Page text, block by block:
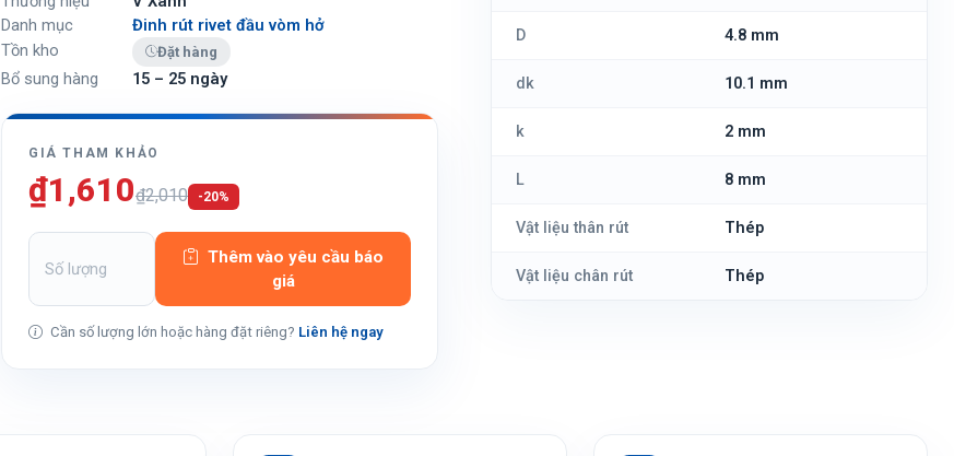
Danh mục
Đinh rút rivet đầu vòm hở
Tồn kho
Đặt hàng
Bổ sung hàng 15 – 25 ngày
GIÁ THAM KHẢO
₫1,610₫2,010 -20%
Thêm vào yêu cầu báo
giá
Cần số lượng lớn hoặc hàng đặt riêng? Liên hệ ngay
D 4.8 mm
dk 10.1 mm
k 2 mm
L 8 mm
Vật liệu thân rút Thép
Vật liệu chân rút Thép